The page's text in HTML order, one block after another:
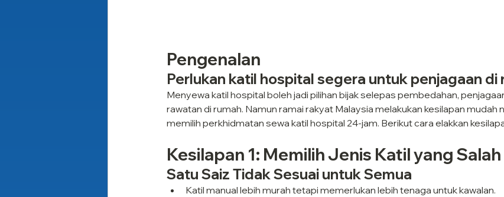
Pengenalan
Perlukan katil hospital segera untuk penjagaan di
Menyewa katil hospital boleh jadi pilihan bijak selepas pembedahan,
rawatan di rumah. Namun ramai rakyat Malaysia melakukan kesilapan mudah
memilih perkhidmatan sewa katil hospital 24-jam. Berikut cara elakkan
Kesilapan 1: Memilih Jenis Katil yang Salah
Satu Saiz Tidak Sesuai untuk Semua
Katil manual lebih murah tetapi memerlukan lebih tenaga untuk kawalan.